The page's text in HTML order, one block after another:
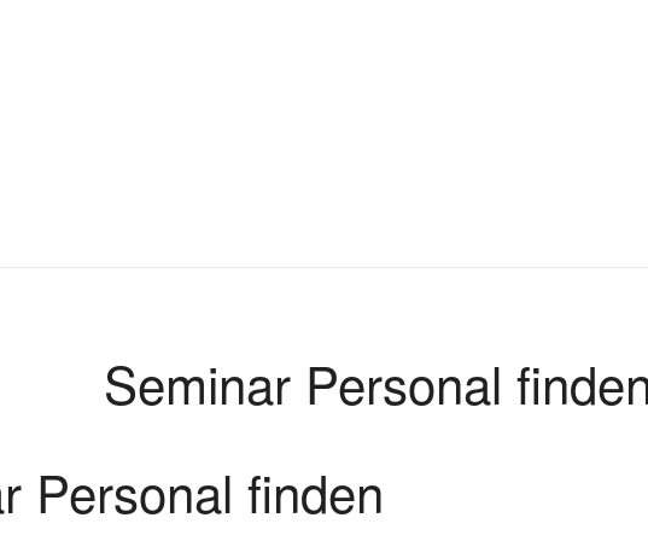
Seminar Personal
Personal finden